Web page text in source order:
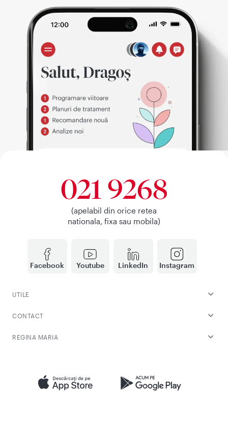
Facebook Youtube LinkedIn Instagram
021 9268
(apelabil din orice retea
nationala, fixa sau mobila)
UTILE
CONTACT
REGINA MARIA